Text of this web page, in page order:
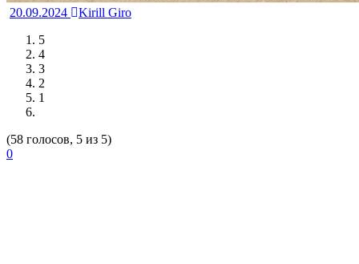
20.09.2024
Kirill Giro
5
4
3
2
1
(58 голосов, 5 из 5)
0